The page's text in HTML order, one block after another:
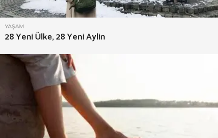
YAŞAM
28 Yeni Ülke, 28 Yeni Aylin